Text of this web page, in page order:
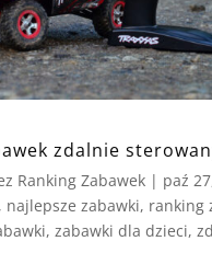
zdalnie
Ranking Zabawek| paź
, najlepsze zabawki, ranking
, zabawki dla dzieci,